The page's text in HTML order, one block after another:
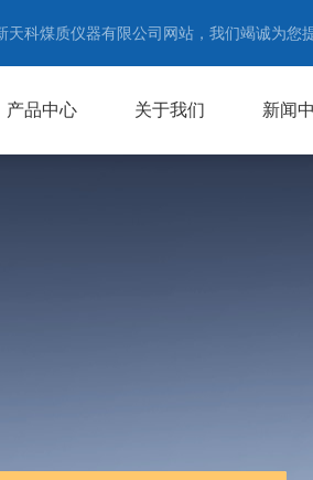
天科煤质仪器有限公司网站，我们竭诚为您
产品中心 关于我们 新闻